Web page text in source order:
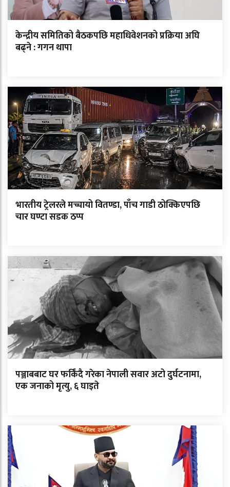
केन्द्रीय समितिको बैठकपछि महाधिवेशनको प्रक्रिया अघि
बढ्ने : गगन थापा
भारतीय ट्रेलरले मच्चायो वितण्डा, पाँच गाडी ठोक्किएपछि
चार घण्टा सडक ठप्प
पञ्जाबबाट घर फर्किंदै गरेका नेपाली सवार अटो दुर्घटनामा,
एक जनाको मृत्यु, ६ घाइते